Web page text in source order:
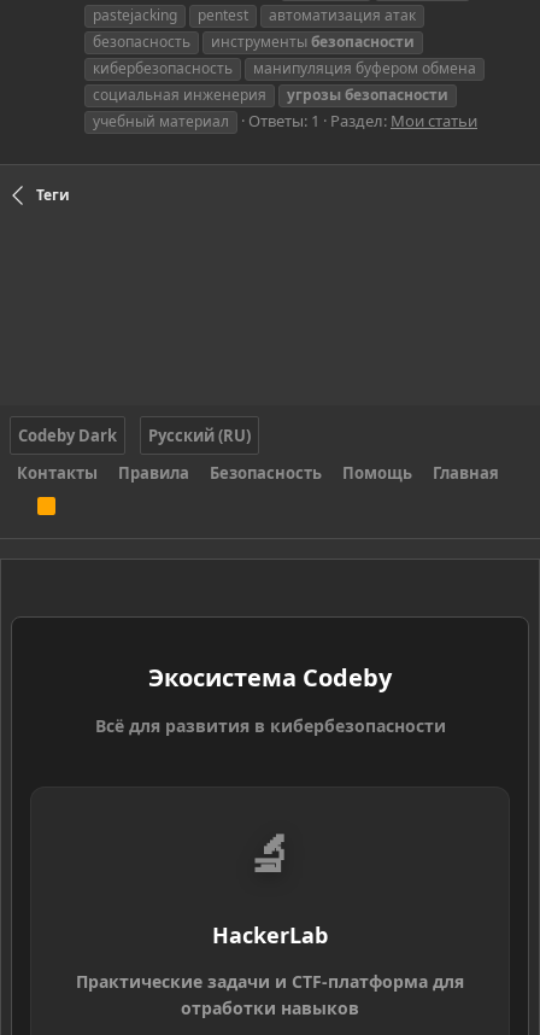
pastejacking
pentest
автоматизация атак
безопасность
инструменты безопасности
кибербезопасность
манипуляция буфером обмена
социальная инженерия
угрозы безопасности
учебный материал
Ответы: 1 Раздел: Мои статьи
Теги
Codeby Dark
Русский (RU)
Контакты
Правила Безопасность Помощь Главная
S
Экосистема Codeby
Всё для развития в кибербезопасности
🔬
HackerLab
Практические задачи и CTF-платформа для
отработки навыков